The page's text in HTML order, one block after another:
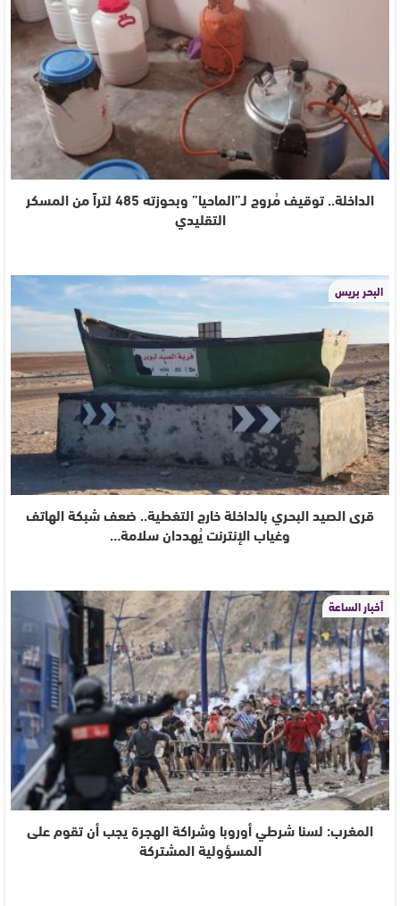
الداخلة.. توقيف مُروج لـ”الماحيا” وبحوزته 485 لتراً من المسكر
التقليدي
البحر بريس
قرى الصيد البحري بالداخلة خارج التغطية.. ضعف شبكة الهاتف
وغياب الإنترنت يُهددان سلامة…
أخبار الساعة
المغرب: لسنا شرطي أوروبا وشراكة الهجرة يجب أن تقوم على
المسؤولية المشتركة